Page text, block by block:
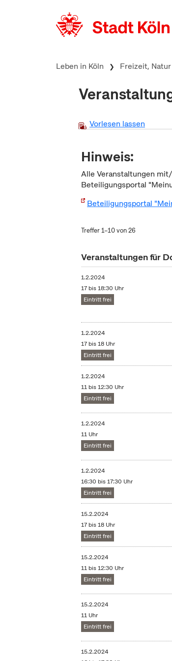
Leben in Köln Freizeit,
Vorlesen lassen
Hinweis:
Alle Veranstaltungen
Beteiligungsportal
Beteiligungsportal
Treffer 1–10 von 26
Veranstaltungen für
1.2.2024
17 bis 18:30 Uhr
Eintritt frei
1.2.2024
17 bis 18 Uhr
Eintritt frei
1.2.2024
11 bis 12:30 Uhr
Eintritt frei
1.2.2024
11 Uhr
Eintritt frei
1.2.2024
16:30 bis 17:30 Uhr
Eintritt frei
15.2.2024
17 bis 18 Uhr
Eintritt frei
15.2.2024
11 bis 12:30 Uhr
Eintritt frei
15.2.2024
11 Uhr
Eintritt frei
15.2.2024